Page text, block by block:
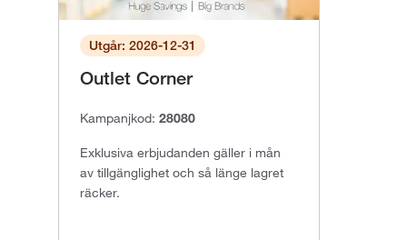
Utgår: 2026-12-31
Outlet Corner
Kampanjkod: 28080
Exklusiva erbjudanden gäller i mån
av tillgänglighet och så länge lagret
räcker.